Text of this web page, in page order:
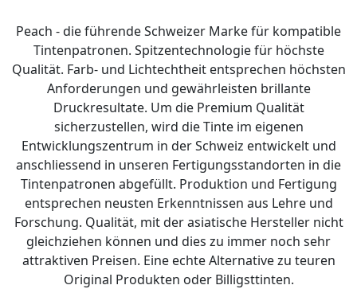
Peach - die führende Schweizer Marke für kompatible
Tintenpatronen. Spitzentechnologie für höchste
Qualität. Farb- und Lichtechtheit entsprechen höchsten
Anforderungen und gewährleisten brillante
Druckresultate. Um die Premium Qualität
sicherzustellen, wird die Tinte im eigenen
Entwicklungszentrum in der Schweiz entwickelt und
anschliessend in unseren Fertigungsstandorten in die
Tintenpatronen abgefüllt. Produktion und Fertigung
entsprechen neusten Erkenntnissen aus Lehre und
Forschung. Qualität, mit der asiatische Hersteller nicht
gleichziehen können und dies zu immer noch sehr
attraktiven Preisen. Eine echte Alternative zu teuren
Original Produkten oder Billigsttinten.